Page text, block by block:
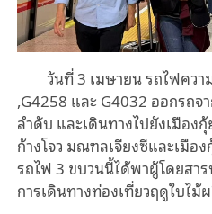
วันที่ 3 เมษายน รถไฟควา
,G4258 และ G4032 ออกรถจ
ลำดับ และเดินทางไปยังเมือง
ก้างโจว มณฑลเจียงซีและเมือ
รถไฟ 3 ขบวนนี้ได้พาผู้โดยสา
การเดินทางท่องเที่ยวฤดูใบไม้